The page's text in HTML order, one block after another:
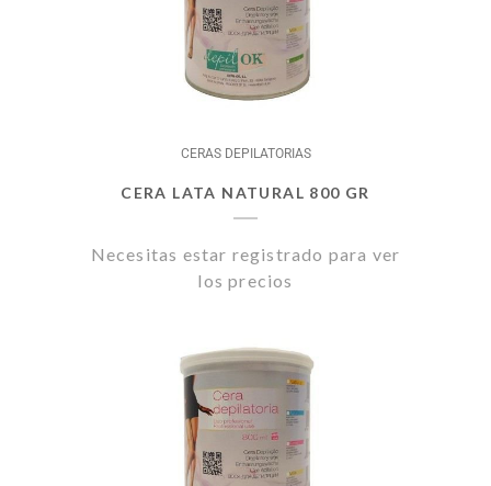
CERAS DEPILATORIAS
CERA LATA NATURAL 800 GR
Necesitas estar registrado para ver
los precios